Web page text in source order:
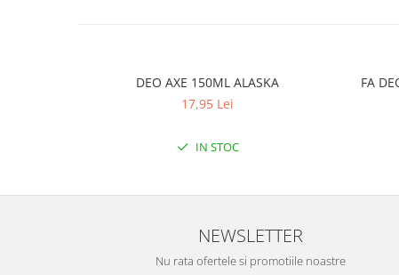
DEO AXE 150ML ALASKA
17,95 Lei
IN STOC
FA
NEWSLETTER
Nu rata ofertele si promotiile noastre